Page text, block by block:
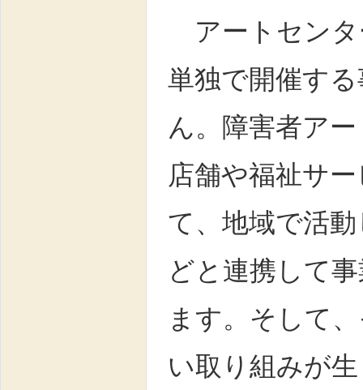
アートセンタ
単独で開催す
ん。障害者ア
店舗や福祉サ
て、地域で活
どと連携して
ます。そして
い取り組みが